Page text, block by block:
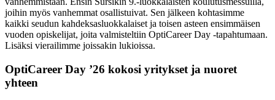
joihin myös vanhemmat osallistuivat. Sen jälkeen kohtasimme
kaikki seudun kahdeksasluokkalaiset ja toisen asteen ensimmäisen
vuoden opiskelijat, joita valmisteltiin OptiCareer Day -tapahtumaan.
Lisäksi vierailimme joissakin lukioissa.
OptiCareer Day ’26 kokosi yritykset ja nuoret
yhteen